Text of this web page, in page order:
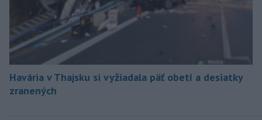
Havária v Thajsku si vyžiadala päť obetí a desiatky
zranených